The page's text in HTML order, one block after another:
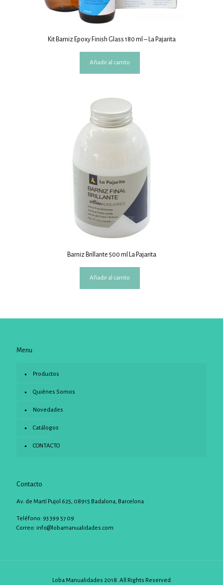
Kit Barniz Epoxy Finish Glass 180 ml – La Pajarita
Añadir al carrito
Barniz Brillante 500 ml La Pajarita
Añadir al carrito
Menu
Productos
Quiénes Somos
Novedades
Catálogos
CONTACTO
Contacto
Av. de Martí Pujol 625, 08915 Badalona, Barcelona
Teléfono: 93 399 57 09
Correo: info@lobamanualidades.com
Loba Manualidades 2018. All Rights Reserved